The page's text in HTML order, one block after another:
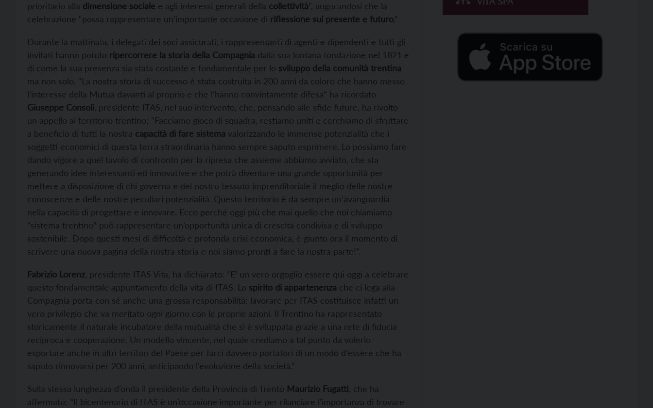
prioritario alla dimensione sociale e agli interessi generali della collettività”, augurandosi che la
celebrazione “possa rappresentare un’importante occasione di riflessione sul presente e futuro.”
Durante la mattinata, i delegati dei soci assicurati, i rappresentanti di agenti e dipendenti e tutti gli
invitati hanno potuto ripercorrere la storia della Compagnia dalla sua lontana fondazione nel 1821 e
di come la sua presenza sia stata costante e fondamentale per lo sviluppo della comunità trentina
ma non solo. “La nostra storia di successo è stata costruita in 200 anni da coloro che hanno messo
l’interesse della Mutua davanti al proprio e che l’hanno convintamente difesa” ha ricordato
Giuseppe Consoli , presidente ITAS, nel suo intervento, che, pensando alle sfide future, ha rivolto
un appello al territorio trentino: “Facciamo gioco di squadra, restiamo uniti e cerchiamo di sfruttare
a beneficio di tutti la nostra capacità di fare sistema valorizzando le immense potenzialità che i
soggetti economici di questa terra straordinaria hanno sempre saputo esprimere. Lo possiamo fare
dando vigore a quel tavolo di confronto per la ripresa che assieme abbiamo avviato, che sta
generando idee interessanti ed innovative e che potrà diventare una grande opportunità per
mettere a disposizione di chi governa e del nostro tessuto imprenditoriale il meglio delle nostre
conoscenze e delle nostre peculiari potenzialità. Questo territorio è da sempre un’avanguardia
nella capacità di progettare e innovare. Ecco perché oggi più che mai quello che noi chiamiamo
“sistema trentino” può rappresentare un’opportunità unica di crescita condivisa e di sviluppo
sostenibile. Dopo questi mesi di difficoltà e profonda crisi economica, è giunto ora il momento di
scrivere una nuova pagina della nostra storia e noi siamo pronti a fare la nostra parte!”.
Fabrizio Lorenz , presidente ITAS Vita, ha dichiarato: “E’ un vero orgoglio essere qui oggi a celebrare
questo fondamentale appuntamento della vita di ITAS. Lo spirito di appartenenza che ci lega alla
Compagnia porta con sé anche una grossa responsabilità: lavorare per ITAS costituisce infatti un
vero privilegio che va meritato ogni giorno con le proprie azioni. Il Trentino ha rappresentato
storicamente il naturale incubatore della mutualità che si è sviluppata grazie a una rete di fiducia
reciproca e cooperazione. Un modello vincente, nel quale crediamo a tal punto da volerlo
esportare anche in altri territori del Paese per farci davvero portatori di un modo d’essere che ha
saputo rinnovarsi per 200 anni, anticipando l’evoluzione della società.”
Sulla stessa lunghezza d’onda il presidente della Provincia di Trento Maurizio Fugatti , che ha
affermato: “Il bicentenario di ITAS è un’occasione importante per rilanciare l’importanza di trovare